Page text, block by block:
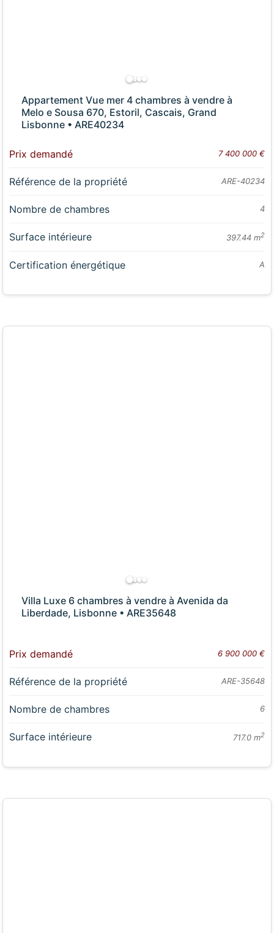
Appartement Vue mer 4 chambres à vendre à
Melo e Sousa 670, Estoril, Cascais, Grand
Lisbonne • ARE40234
Prix demandé 7 400 000 €
Référence de la propriété ARE-40234
Nombre de chambres 4
Surface intérieure 397.44 m2
Certification énergétique A
Villa Luxe 6 chambres à vendre à Avenida da
Liberdade, Lisbonne • ARE35648
Prix demandé 6 900 000 €
Référence de la propriété ARE-35648
Nombre de chambres 6
Surface intérieure 717.0 m2